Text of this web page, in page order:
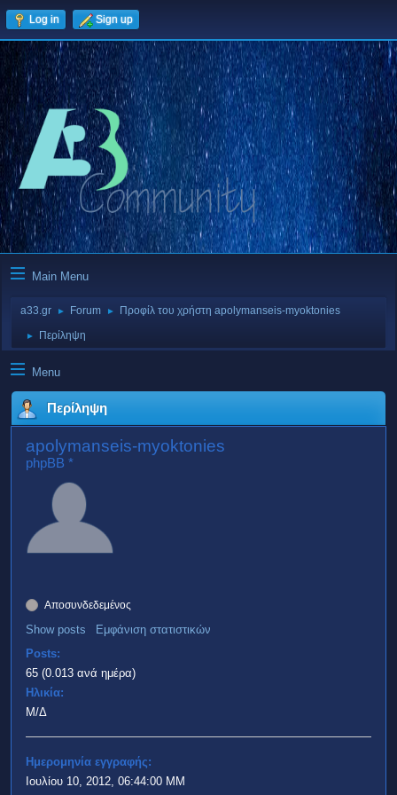
Log in Sign up
Main Menu
a33.gr ► Forum ► Προφίλ του χρήστη apolymanseis-myoktonies
► Περίληψη
Menu
Περίληψη
apolymanseis-myoktonies
phpBB *
Αποσυνδεδεμένος
Show posts
Εμφάνιση στατιστικών
Posts:
65 (0.013 ανά ημέρα)
Ηλικία:
Μ/Δ
Ημερομηνία εγγραφής:
Ιουλίου 10, 2012, 06:44:00 ΜΜ